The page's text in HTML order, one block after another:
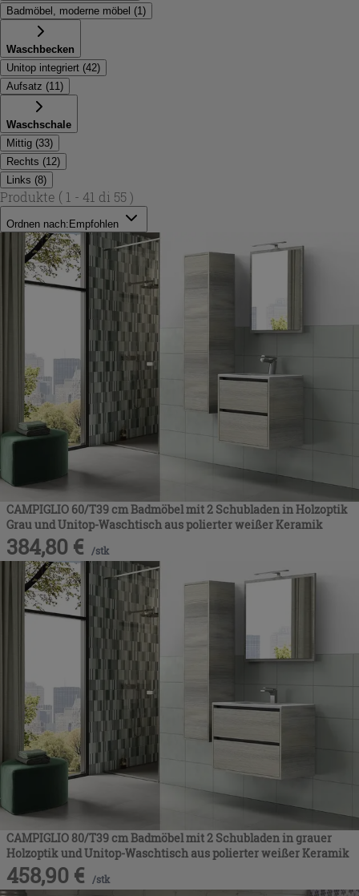
Badmöbel, moderne möbel (1 )
Waschbecken
Unitop integriert (42)
Aufsatz (11 )
Waschschale
Mittig (33)
Rechts (12)
Links (8)
Produkte ( 1 - 41 di 55 )
Ordnen nach: Empfohlen
CAMPIGLIO 60/T39 cm Badmöbel mit 2 Schubladen in Holzoptik
Grau und Unitop-Waschtisch aus polierter weißer Keramik
384,80 € /stk
CAMPIGLIO 80/T39 cm Badmöbel mit 2 Schubladen in grauer
Holzoptik und Unitop-Waschtisch aus polierter weißer Keramik
458,90 € /stk